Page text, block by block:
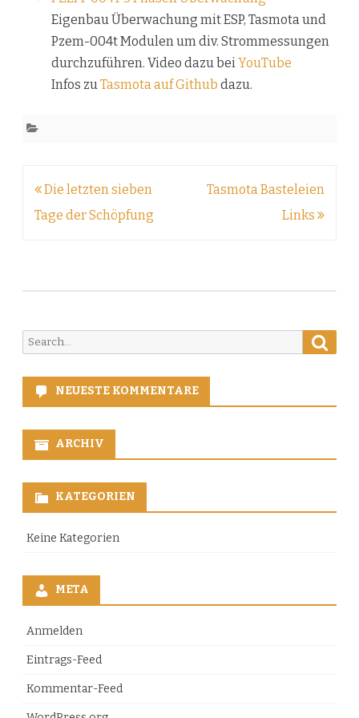
Eigenbau Überwachung mit ESP, Tasmota und
Pzem-004t Modulen um div. Strommessungen
durchzuführen. Video dazu beiYouTube
Infos zuTasmota auf Github dazu.
Beitragsnavigation
Die letzten sieben
Tage der Schöpfung
Tasmota Basteleien
Links
Search
for:
NEUESTE KOMMENTARE
ARCHIV
KATEGORIEN
Keine Kategorien
META
Anmelden
Eintrags-Feed
Kommentar-Feed